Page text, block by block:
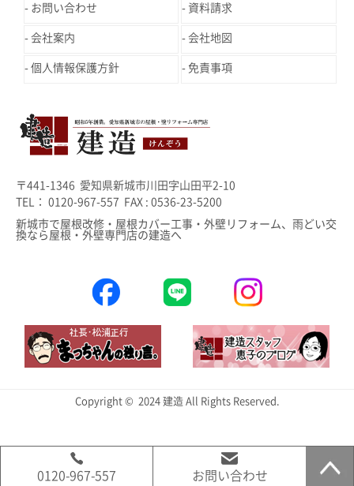
お問い合わせ 資料請求
会社案内 会社地図
個人情報保護方針 免責事項
〒441-1346 愛知県新城市川田字山田平2-10
TEL： 0120-967-557 FAX : 0536-23-5200
新城市で屋根改修・屋根カバー工事・外壁リフォーム、雨どい交
換なら屋根・外壁専門店の建造へ
Copyright © 2024 建造 All Rights Reserved.
0120-967-557 お問い合わせ